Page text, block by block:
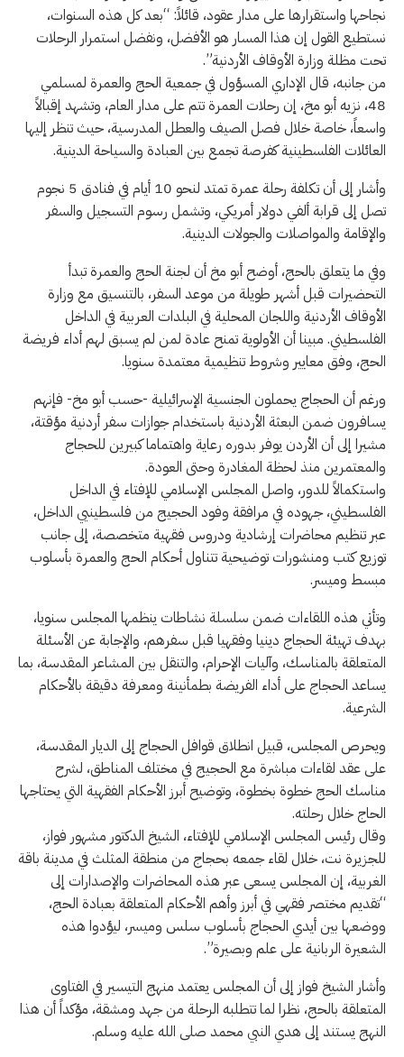
نجاحها واستقرارها على مدار عقود، قائلاً: “بعد كل هذه السنوات،
نستطيع القول إن هذا المسار هو الأفضل، ونفضل استمرار الرحلات
تحت مظلة وزارة الأوقاف الأردنية”.
من جانبه، قال الإداري المسؤول في جمعية الحج والعمرة لمسلمي
48، نزيه أبو مخ، إن رحلات العمرة تتم على مدار العام، وتشهد إقبالاً
واسعاً، خاصة خلال فصل الصيف والعطل المدرسية، حيث تنظر إليها
العائلات الفلسطينية كفرصة تجمع بين العبادة والسياحة الدينية.
وأشار إلى أن تكلفة رحلة عمرة تمتد لنحو 10 أيام في فنادق 5 نجوم
تصل إلى قرابة ألفي دولار أمريكي، وتشمل رسوم التسجيل والسفر
والإقامة والمواصلات والجولات الدينية.
وفي ما يتعلق بالحج، أوضح أبو مخ أن لجنة الحج والعمرة تبدأ
التحضيرات قبل أشهر طويلة من موعد السفر، بالتنسيق مع وزارة
الأوقاف الأردنية واللجان المحلية في البلدات العربية في الداخل
الفلسطيني. مبينا أن الأولوية تمنح عادة لمن لم يسبق لهم أداء فريضة
الحج، وفق معايير وشروط تنظيمية معتمدة سنويا.
ورغم أن الحجاج يحملون الجنسية الإسرائيلية -حسب أبو مخ- فإنهم
يسافرون ضمن البعثة الأردنية باستخدام جوازات سفر أردنية مؤقتة،
مشيرا إلى أن الأردن يوفر بدوره رعاية واهتماما كبيرين للحجاج
والمعتمرين منذ لحظة المغادرة وحتى العودة.
واستكمالاً للدور، واصل المجلس الإسلامي للإفتاء في الداخل
الفلسطيني، جهوده في مرافقة وفود الحجيج من فلسطينيي الداخل،
عبر تنظيم محاضرات إرشادية ودروس فقهية متخصصة، إلى جانب
توزيع كتب ومنشورات توضيحية تتناول أحكام الحج والعمرة بأسلوب
مبسط وميسر.
وتأتي هذه اللقاءات ضمن سلسلة نشاطات ينظمها المجلس سنويا،
بهدف تهيئة الحجاج دينيا وفقهيا قبل سفرهم، والإجابة عن الأسئلة
المتعلقة بالمناسك، وآليات الإحرام، والتنقل بين المشاعر المقدسة، بما
يساعد الحجاج على أداء الفريضة بطمأنينة ومعرفة دقيقة بالأحكام
الشرعية.
ويحرص المجلس، قبيل انطلاق قوافل الحجاج إلى الديار المقدسة،
على عقد لقاءات مباشرة مع الحجيج في مختلف المناطق، لشرح
مناسك الحج خطوة بخطوة، وتوضيح أبرز الأحكام الفقهية التي يحتاجها
الحاج خلال رحلته.
وقال رئيس المجلس الإسلامي للإفتاء، الشيخ الدكتور مشهور فواز،
للجزيرة نت، خلال لقاء جمعه بحجاج من منطقة المثلث في مدينة باقة
الغربية، إن المجلس يسعى عبر هذه المحاضرات والإصدارات إلى
“تقديم مختصر فقهي في أبرز وأهم الأحكام المتعلقة بعبادة الحج،
ووضعها بين أيدي الحجاج بأسلوب سلس وميسر، ليؤدوا هذه
الشعيرة الربانية على علم وبصيرة”.
وأشار الشيخ فواز إلى أن المجلس يعتمد منهج التيسير في الفتاوى
المتعلقة بالحج، نظرا لما تتطلبه الرحلة من جهد ومشقة، مؤكداً أن هذا
النهج يستند إلى هدي النبي محمد صلى الله عليه وسلم.